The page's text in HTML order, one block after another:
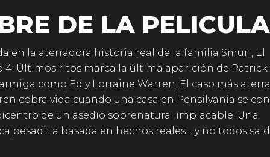
DE LA PELICULA
en la aterradora historia real de la familia Smurl, El
4: Últimos ritos marca la última aparición de
como Ed y Lorraine Warren. El caso más
cobra vida cuando una casa en Pensilvania se
de un asedio sobrenatural implacable. Una
pesadilla basada en hechos reales… y no todos